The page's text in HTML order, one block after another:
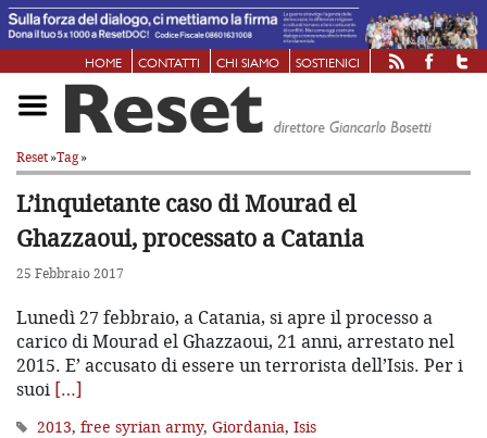
HOME CONTATTI CHI SIAMO SOSTIENICI
Reset»Tag»
L’inquietante caso di Mourad el
Ghazzaoui, processato a Catania
25 Febbraio 2017
Lunedì 27 febbraio, a Catania, si apre il processo a
carico di Mourad el Ghazzaoui, 21 anni, arrestato nel
2015. E’ accusato di essere un terrorista dell’Isis. Per i
suoi […]
2013, free syrian army, Giordania, Isis